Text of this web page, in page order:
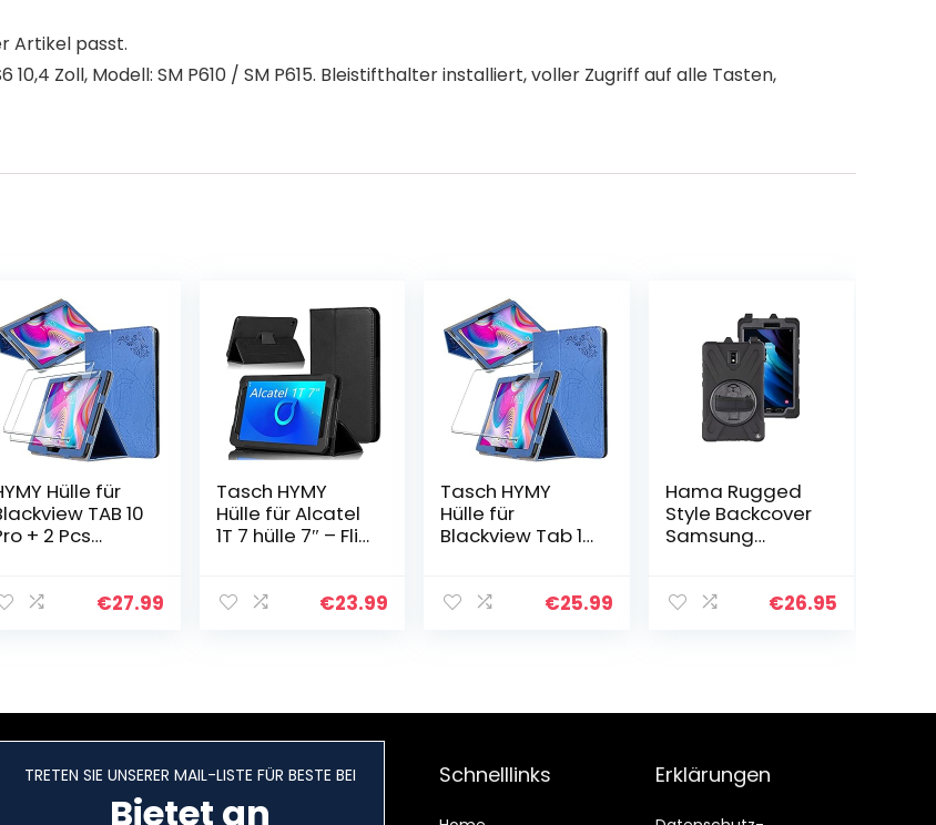
Artikel passt.
Zoll, Modell: SM P610 / SM P615. Bleistifthalter installiert, voller Zugriff auf alle Tasten,
Hülle für
TAB 10
+ 2 Pcs
TAB 10
Blue
€27.99
Tasch HYMY
Hülle für Alcatel
1T 7 hülle 7″ – Flip
Alcatel 1T 7-
€23.99
Tasch HYMY
Hülle für
Blackview Tab 11
Glass für
€25.99
Hama Rugged
Style Backcover
Samsung
Schwarz Tablet
€26.95
TRETEN SIE UNSERER MAIL-LISTE FÜR BESTE BEI
Bietet an
Schnelllinks Erklärungen